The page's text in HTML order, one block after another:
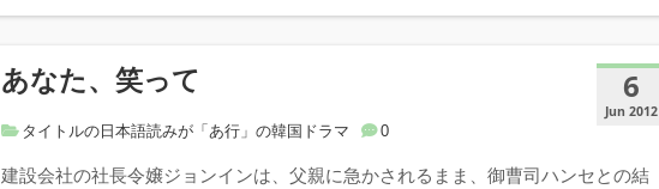
6
Jun 2012
あなた、笑って
タイトルの日本語読みが「あ行」の韓国ドラマ 0
建設会社の社長令嬢ジョンインは、父親に急かされるまま、御曹司ハンセとの結